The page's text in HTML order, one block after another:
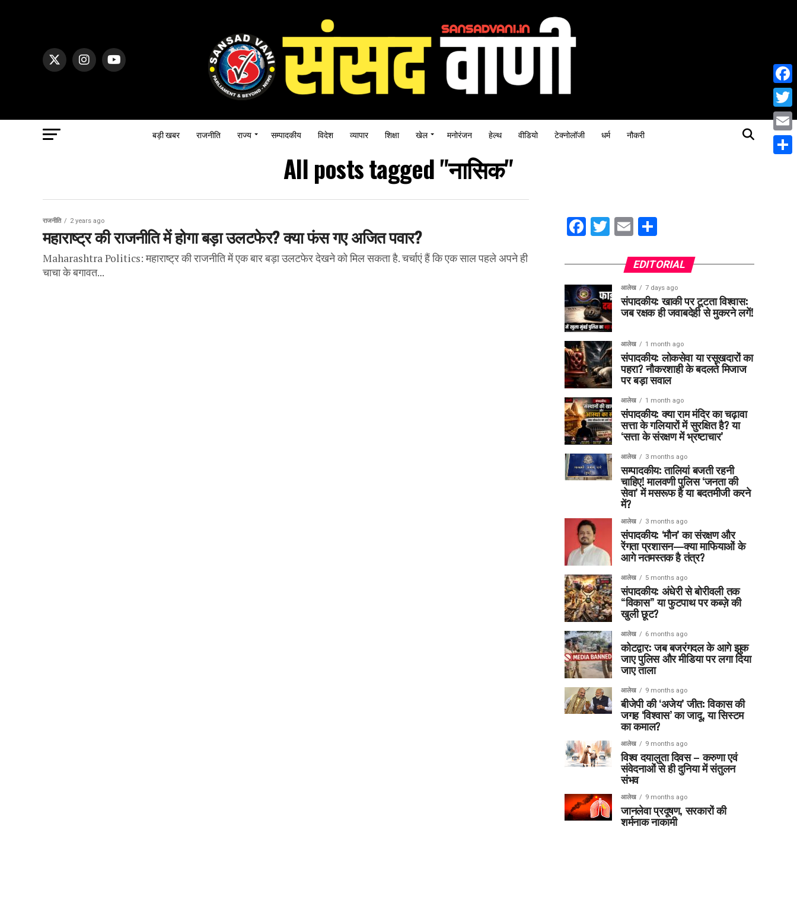
बड़ी खबर राजनीति राज्य सम्पादकीय विदेश व्यापार शिक्षा खेल मनोरंजन हेल्थ वीडियो टेक्नोलॉजी धर्म नौकरी
All posts tagged "नासिक"
राजनीति 2 years ago
महाराष्ट्र की राजनीति में होगा बड़ा उलटफेर? क्या फंस गए अजित पवार?
Maharashtra Politics: महाराष्ट्र की राजनीति में एक बार बड़ा उलटफेर देखने को मिल सकता है. चर्चाएं हैं कि एक साल पहले अपने ही
चाचा के बगावत...
Facebook
Twitter
Email
EDITORIAL
आलेख 7 days ago
संपादकीय: खाकी पर टूटता विश्वास:
जब रक्षक ही जवाबदेही से मुकरने लगें!
आलेख 1 month ago
संपादकीय: लोकसेवा या रसूखदारों का
पहरा? नौकरशाही के बदलते मिजाज
पर बड़ा सवाल
आलेख 1 month ago
संपादकीय: क्या राम मंदिर का चढ़ावा
सत्ता के गलियारों में सुरक्षित है? या
‘सत्ता के संरक्षण में भ्रष्टाचार’
आलेख 3 months ago
सम्पादकीय: तालियां बजती रहनी
चाहिए! मालवणी पुलिस ‘जनता की
सेवा’ में मसरूफ है या बदतमीजी करने
में?
आलेख 3 months ago
संपादकीय: ‘मौन’ का संरक्षण और
रेंगता प्रशासन—क्या माफियाओं के
आगे नतमस्तक है तंत्र?
आलेख 5 months ago
संपादकीय: अंधेरी से बोरीवली तक
“विकास” या फुटपाथ पर कब्ज़े की
खुली छूट?
आलेख 6 months ago
कोटद्वार: जब बजरंगदल के आगे झुक
जाए पुलिस और मीडिया पर लगा दिया
जाए ताला
आलेख 9 months ago
बीजेपी की ‘अजेय’ जीत: विकास की
जगह ‘विश्वास’ का जादू, या सिस्टम
का कमाल?
आलेख 9 months ago
विश्व दयालुता दिवस – करुणा एवं
संवेदनाओं से ही दुनिया में संतुलन
संभव
आलेख 9 months ago
जानलेवा प्रदूषण, सरकारों की
शर्मनाक नाकामी
Email